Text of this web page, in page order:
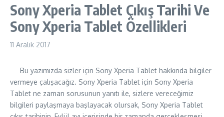
Sony Xperia Tablet Çıkış Tarihi Ve
Sony Xperia Tablet Özellikleri
11 Aralık 2017
Bu yazımızda sizler için Sony Xperia Tablet hakkında bilgiler
vermeye çalışacağız. Sony Xperia Tablet için Sony Xperia
Tablet ne zaman sorusunun yanıtı ile, sizlere vereceğimiz
bilgileri paylaşmaya başlayacak olursak, Sony Xperia Tablet